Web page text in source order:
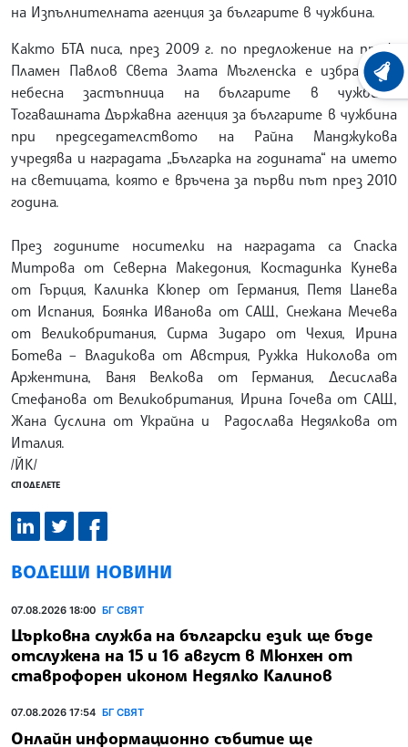
на Изпълнителната агенция за българите в чужбина.
Както БТА писа, през 2009 г. по предложение на проф.
Пламен Павлов Света Злата Мъгленска е избрана за
небесна застъпница на българите в чужбина.
Тогавашната Държавна агенция за българите в чужбина
при председателството на Райна Манджукова
учредява и наградата „Българка на годината“ на името
на светицата, която е връчена за първи път през 2010
година.
През годините носителки на наградата са Спаска
Митрова от Северна Македония, Костадинка Кунева
от Гърция, Калинка Кюпер от Германия, Петя Цанева
от Испания, Боянка Иванова от САЩ, Снежана Мечева
от Великобритания, Сирма Зидаро от Чехия, Ирина
Ботева – Владикова от Австрия, Ружка Николова от
Аржентина, Ваня Велкова от Германия, Десислава
Стефанова от Великобритания, Ирина Гочева от САЩ,
Жана Суслина от Украйна и Радослава Недялкова от
Италия.
/ЙК/
СПОДЕЛЕТЕ
ВОДЕЩИ НОВИНИ
07.08.2026 18:00 БГ СВЯТ
Църковна служба на български език ще бъде
отслужена на 15 и 16 август в Мюнхен от
ставрофорен иконом Недялко Калинов
07.08.2026 17:54 БГ СВЯТ
Онлайн информационно събитие ще